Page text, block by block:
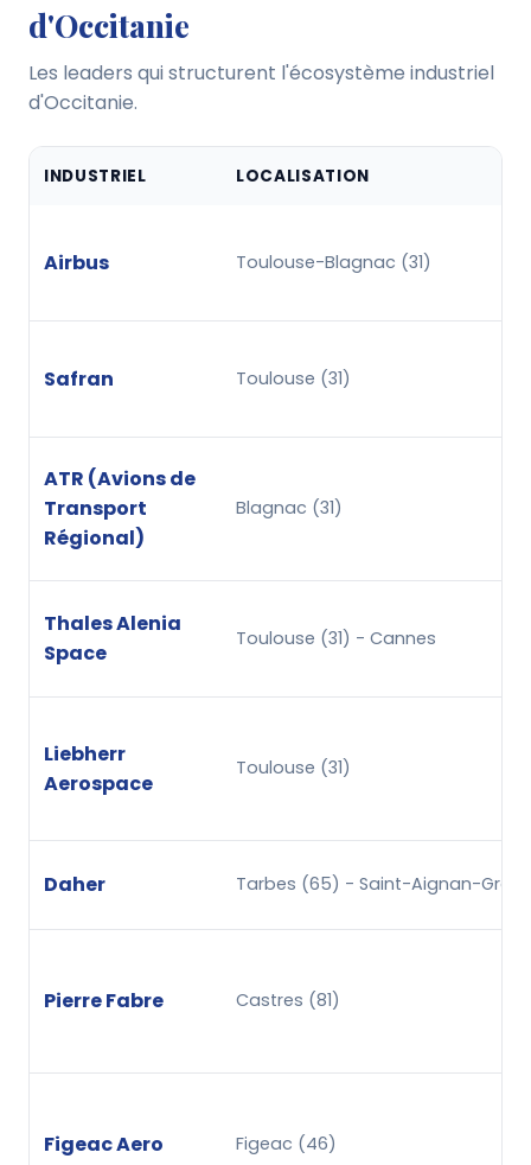
d'Occitanie
Les leaders qui structurent l'écosystème industriel
d'Occitanie.
INDUSTRIEL LOCALISATION
Airbus Toulouse-Blagnac (31)
Safran Toulouse (31)
ATR (Avions de
Transport
Régional)
Blagnac (31)
Thales Alenia
Space
Toulouse (31) - Cannes
Liebherr
Aerospace
Toulouse (31)
Daher Tarbes (65) - Saint-Aignan-
Pierre Fabre Castres (81)
Figeac Aero Figeac (46)